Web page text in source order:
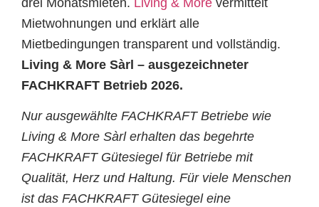
drei Monatsmieten. Living & More vermittelt
Mietwohnungen und erklärt alle
Mietbedingungen transparent und vollständig.
Living & More Sàrl – ausgezeichneter
FACHKRAFT Betrieb 2026.
Nur ausgewählte FACHKRAFT Betriebe wie
Living & More Sàrl erhalten das begehrte
FACHKRAFT Gütesiegel für Betriebe mit
Qualität, Herz und Haltung. Für viele Menschen
ist das FACHKRAFT Gütesiegel eine